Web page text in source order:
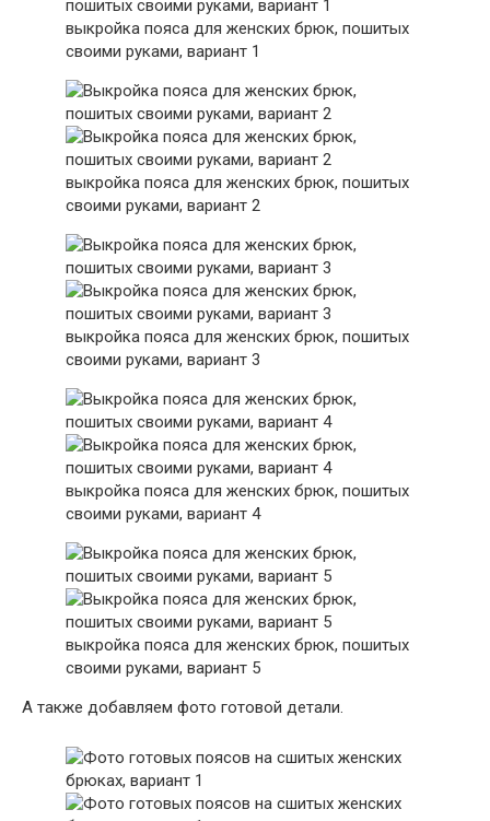
выкройка пояса для женских брюк, пошитых
своими руками, вариант 1
выкройка пояса для женских брюк, пошитых
своими руками, вариант 2
выкройка пояса для женских брюк, пошитых
своими руками, вариант 3
выкройка пояса для женских брюк, пошитых
своими руками, вариант 4
выкройка пояса для женских брюк, пошитых
своими руками, вариант 5
А также добавляем фото готовой детали.